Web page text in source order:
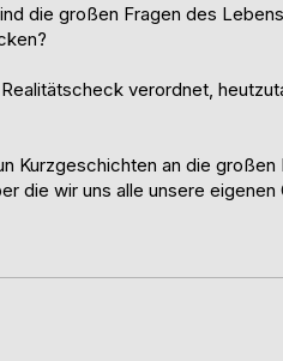
die großen Fragen des
verordnet,
Kurzgeschichten an die großen
die wir uns alle unsere eigenen